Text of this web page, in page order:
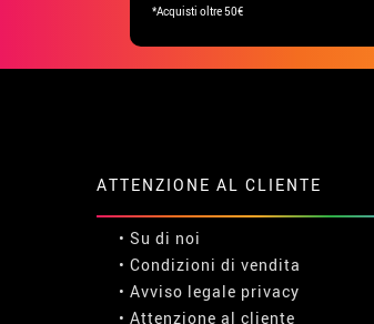
*Acquisti oltre 50€
ATTENZIONE AL CLIENTE
• Su di noi
• Condizioni di vendita
• Avviso legale privacy
• Attenzione al cliente